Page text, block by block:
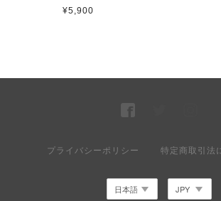
¥5,900
プライバシーポリシー 特定商取引法